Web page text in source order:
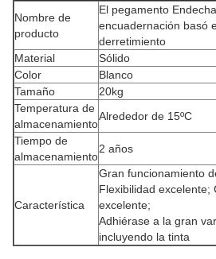
Nombre de
producto
El pegamento
encuadernación basó
derretimiento
Material
Sólido
Color
Blanco
Tamaño
20kg
Temperatura de
almacenamiento
Alrededor de 15ºC
Tiempo de
almacenamiento
2 años
Característica
Gran funcionamiento
Flexibilidad excelente;
excelente;
Adhiérase a la gran
incluyendo la tinta